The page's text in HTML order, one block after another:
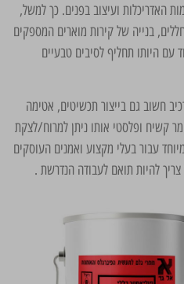
האדריכלות ועיצוב בפנים. כך למשל,
בנייה של קירות מוארים המספקים
עם היותו תחליף לסיבים טבעיים
חשוב גם בייצור תכשיטים, אטימה
קשיח ופלסטי אותו ניתן למרוח/לצקת
עבור בעלי מקצוע ואמנים העוסקים
להיות תואם לעבודה הנדרשת .